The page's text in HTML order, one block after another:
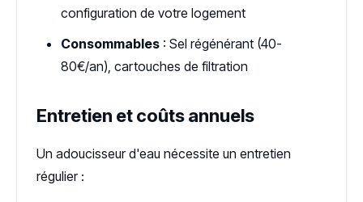
configuration de votre logement
Consommables : Sel régénérant (40-
80€/an), cartouches de filtration
Entretien et coûts annuels
Un adoucisseur d'eau nécessite un entretien
régulier :